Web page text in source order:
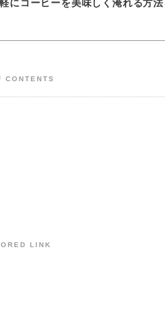
にコーヒーを美味しく淹れる方法
CONTENTS
LINK